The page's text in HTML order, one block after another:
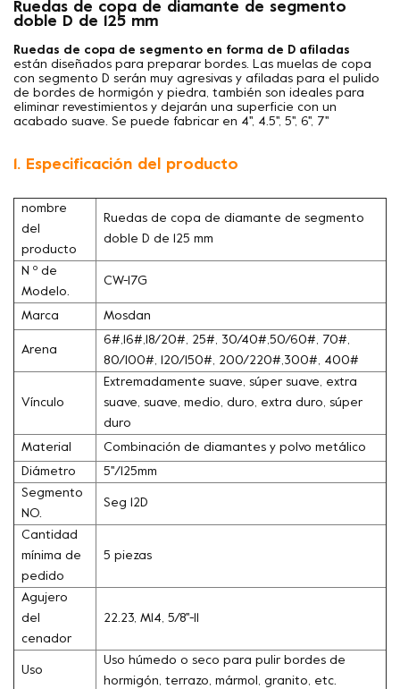
Ruedas de copa de diamante de segmento
doble D de 125 mm
Ruedas de copa de segmento en forma de D afiladas
están diseñados para preparar bordes. Las muelas de copa
con segmento D serán muy agresivas y afiladas para el pulido
de bordes de hormigón y piedra, también son ideales para
eliminar revestimientos y dejarán una superficie con un
acabado suave. Se puede fabricar en 4'', 4.5'', 5'', 6'', 7''
1. Especificación del producto
nombre
del
producto
Ruedas de copa de diamante de segmento
doble D de 125 mm
N º de
Modelo.
CW-17G
Marca Mosdan
Arena
6#,16#,18/20#, 25#, 30/40#,50/60#, 70#,
80/100#, 120/150#, 200/220#,300#, 400#
Vínculo
Extremadamente suave, súper suave, extra
suave, suave, medio, duro, extra duro, súper
duro
Material Combinación de diamantes y polvo metálico
Diámetro
5''/125mm
Segmento
NO.
Seg 12D
Cantidad
mínima de
pedido
5 piezas
Agujero
del
cenador
22.23, M14, 5/8''-11
Uso
Uso húmedo o seco para pulir bordes de
hormigón, terrazo, mármol, granito, etc.